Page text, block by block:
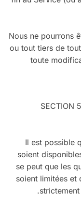
Nous ne pourrons
ou tout tiers de
toute
SECTION
Il est possible
soient
se peut que les
soient limitées et